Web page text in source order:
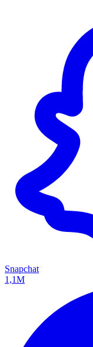
Snapchat
1,1M